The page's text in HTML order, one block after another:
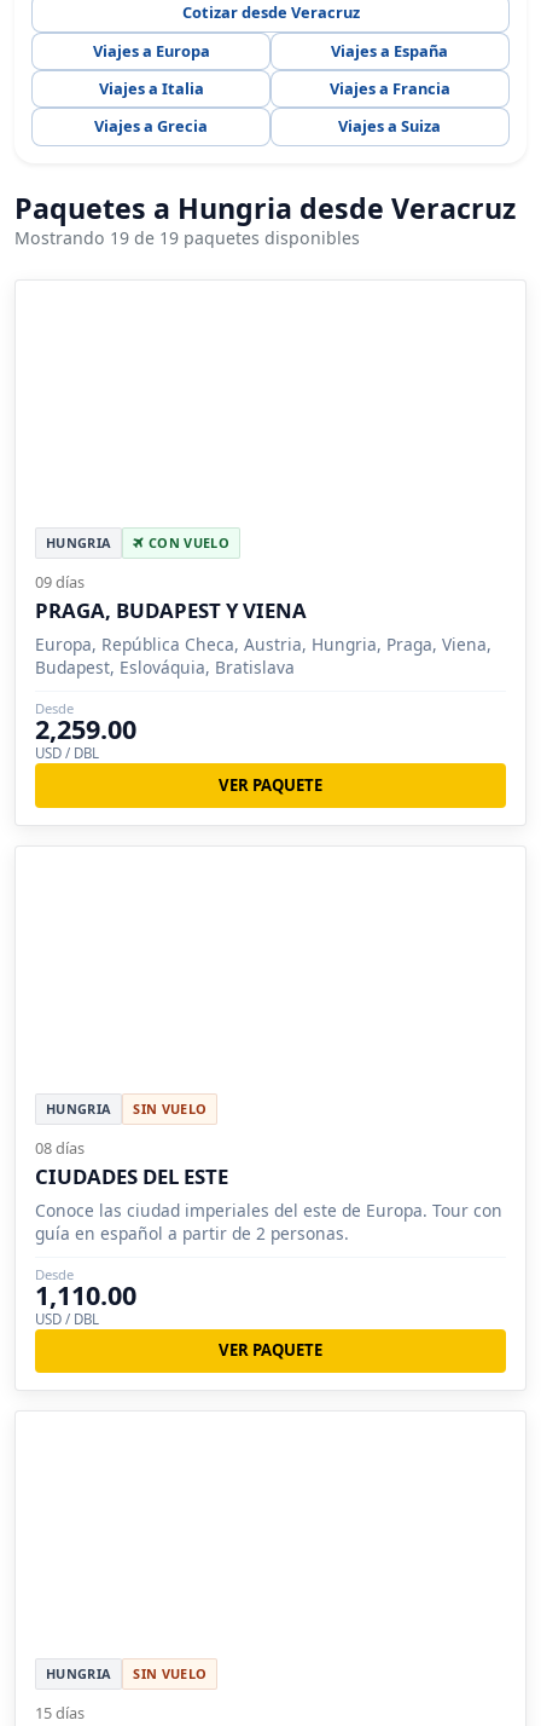
Cotizar desde Veracruz
Viajes a Europa
Viajes a España
Viajes a Italia
Viajes a Francia
Viajes a Grecia
Viajes a Suiza
Paquetes a Hungria desde Veracruz
Mostrando 19 de 19 paquetes disponibles
HUNGRIA CON VUELO
09 días
PRAGA, BUDAPEST Y VIENA
Europa, República Checa, Austria, Hungria, Praga, Viena,
Budapest, Eslováquia, Bratislava
Desde
2,259.00
USD / DBL
VER PAQUETE
HUNGRIA SIN VUELO
08 días
CIUDADES DEL ESTE
Conoce las ciudad imperiales del este de Europa. Tour con
guía en español a partir de 2 personas.
Desde
1,110.00
USD / DBL
VER PAQUETE
HUNGRIA SIN VUELO
15 días